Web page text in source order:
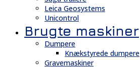
Leica Geosystems
Unicontrol
Brugte maskiner
Dumpere
Knækstyrede dumpere
Gravemaskiner